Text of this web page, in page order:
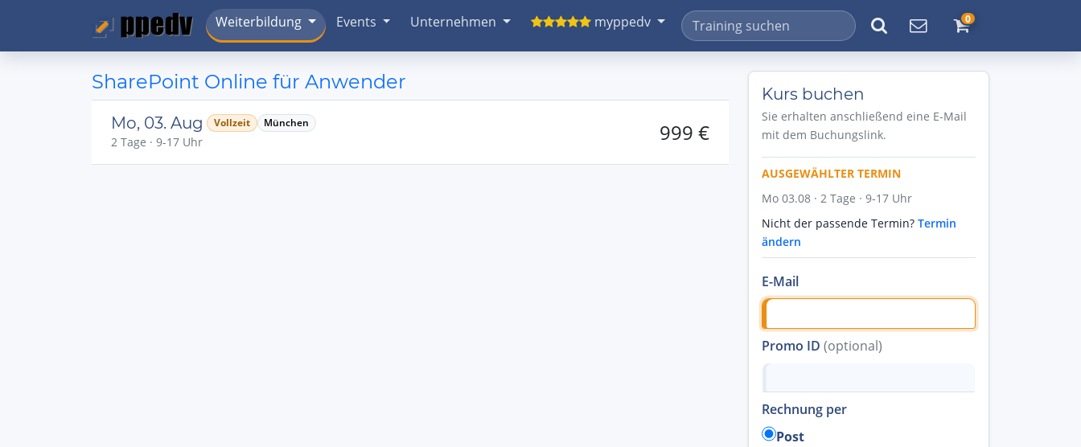
Weiterbildung Events Unternehmen myppedv 0
SharePoint Online für Anwender
Mo, 03. Aug Vollzeit München
2 Tage · 9-17 Uhr 999 €
Kurs buchen
Sie erhalten anschließend eine E-Mail
mit dem Buchungslink.
AUSGEWÄHLTER TERMIN
Mo 03.08 · 2 Tage · 9-17 Uhr
Nicht der passende Termin? Termin
ändern
E-Mail
Promo ID (optional)
Rechnung per
Post